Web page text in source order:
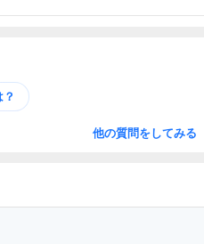
他の質問をしてみる